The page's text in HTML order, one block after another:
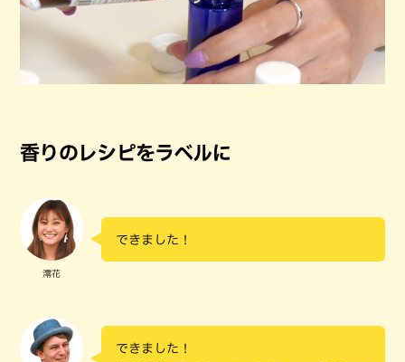
香りのレシピをラベルに
澪花
できました！
できました！